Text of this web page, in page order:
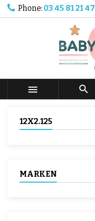
Phone: 03 45 81 21 47
 
12X2.125
MARKEN